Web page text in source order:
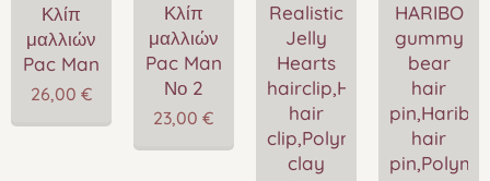
Κλίπ
μαλλιών
Pac Man
26,00 €
Κλίπ
μαλλιών
Pac Man
Νο 2
23,00 €
Realistic
Jelly
Hearts
hairclip,Hearts
hair
clip,Polymer
clay
HARIBO
gummy
bear
hair
pin,Haribo
hair